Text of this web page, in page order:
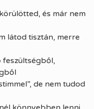
és már nem
látod tisztán, merre
feszültségből,
de nem tudod